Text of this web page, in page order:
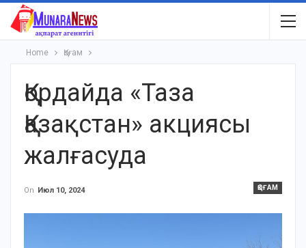
Home Қоғам
Қордайда «Таза
Қазақстан» акциясы
жалғасуда
ҚОҒАМ
On Июл 10, 2024